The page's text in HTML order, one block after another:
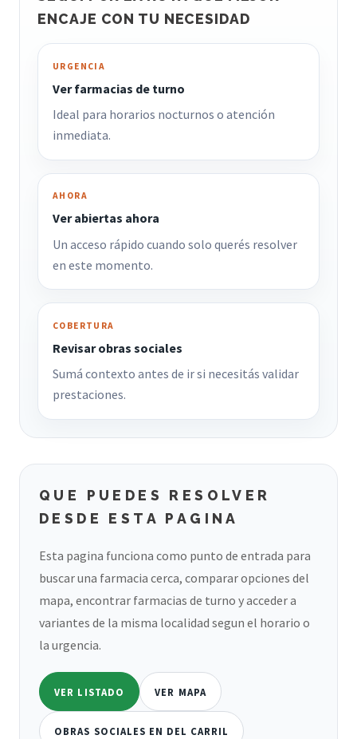
ENCAJE CON TU NECESIDAD
URGENCIA
Ver farmacias de turno
Ideal para horarios nocturnos o atención
inmediata.
AHORA
Ver abiertas ahora
Un acceso rápido cuando solo querés resolver
en este momento.
COBERTURA
Revisar obras sociales
Sumá contexto antes de ir si necesitás validar
prestaciones.
QUE PUEDES RESOLVER
DESDE ESTA PAGINA
Esta pagina funciona como punto de entrada para
buscar una farmacia cerca, comparar opciones del
mapa, encontrar farmacias de turno y acceder a
variantes de la misma localidad segun el horario o
la urgencia.
VER LISTADO VER MAPA
OBRAS SOCIALES EN DEL CARRIL